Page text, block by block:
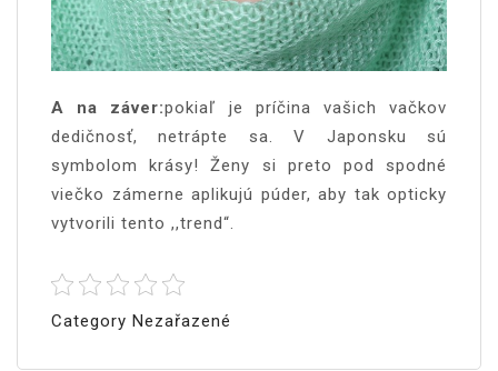
A na záver:pokiaľ je príčina vašich vačkov
dedičnosť, netrápte sa. V Japonsku sú
symbolom krásy! Ženy si preto pod spodné
viečko zámerne aplikujú púder, aby tak opticky
vytvorili tento ,,trend“.
Category Nezařazené